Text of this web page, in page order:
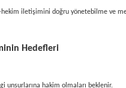
hekim iletişimini doğru yönetebilme ve
Hedefleri
unsurlarına hakim olmaları beklenir.